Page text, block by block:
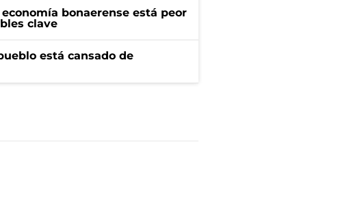
bonaerense está peor
clave
está cansado de